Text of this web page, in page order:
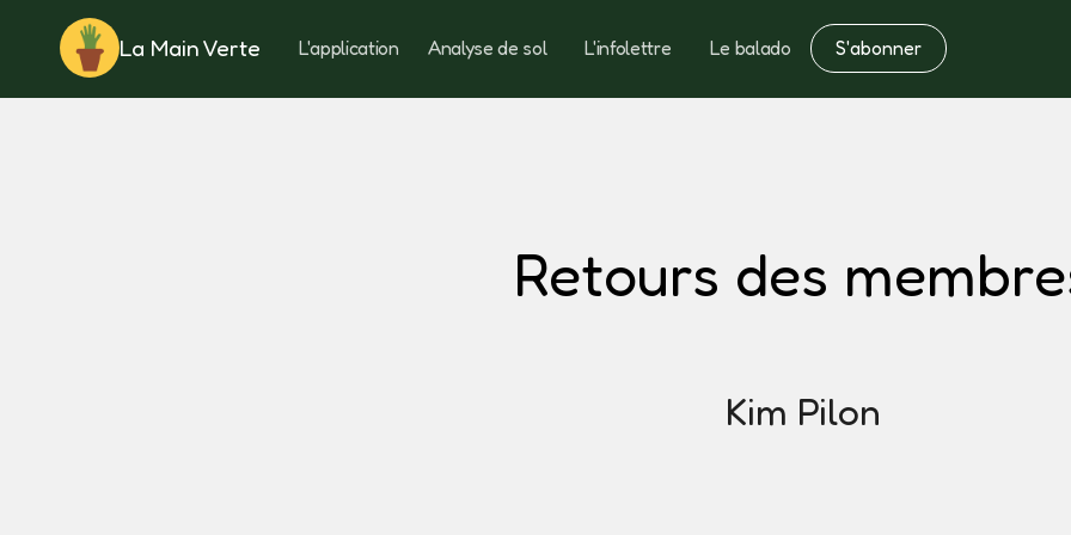
La Main Verte L'application Analyse de sol L'infolettre Le balado S'abonner
Rotation Notes Fertilisation
Retours des
Kim Pilon